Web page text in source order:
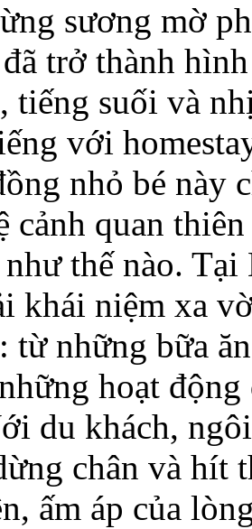
sương mờ
trở thành
tiếng suối và
với
nhỏ bé này
cảnh quan
thế nào. Tại
khái niệm xa
từ những bữa
hoạt
du khách,
chân và hít
ấm áp của